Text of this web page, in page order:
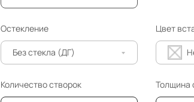
Остекление
Без стекла (ДГ)
Цвет
Количество створок Толщина